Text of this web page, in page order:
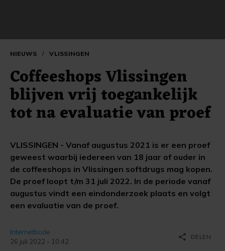
NIEUWS / VLISSINGEN
Coffeeshops Vlissingen
blijven vrij toegankelijk
tot na evaluatie van proef
VLISSINGEN - Vanaf augustus 2021 is er een proef
geweest waarbij iedereen van 18 jaar of ouder in
de coffeeshops in Vlissingen softdrugs mag kopen.
De proef loopt t/m 31 juli 2022. In de periode vanaf
augustus vindt een eindonderzoek plaats en volgt
een evaluatie van de proef.
Internetbode
26 juli 2022 - 10:42
share DELEN